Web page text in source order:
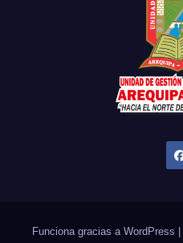
Funciona gracias a WordPress |